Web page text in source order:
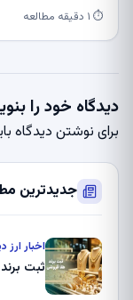
⏱ ۱ دقیقه مطالعه
دیدگاه خود را
برای نوشتن دیدگاه
جدیدترین
اخبار ارز
ثبت